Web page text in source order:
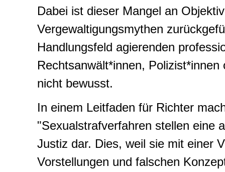
Dabei ist dieser Mangel an
Vergewaltigungsmythen
Handlungsfeld agierenden
Rechtsanwält*innen,
nicht bewusst.
In einem Leitfaden für Richter
"Sexualstrafverfahren stellen eine
Justiz dar. Dies, weil sie mit einer
Vorstellungen und falschen